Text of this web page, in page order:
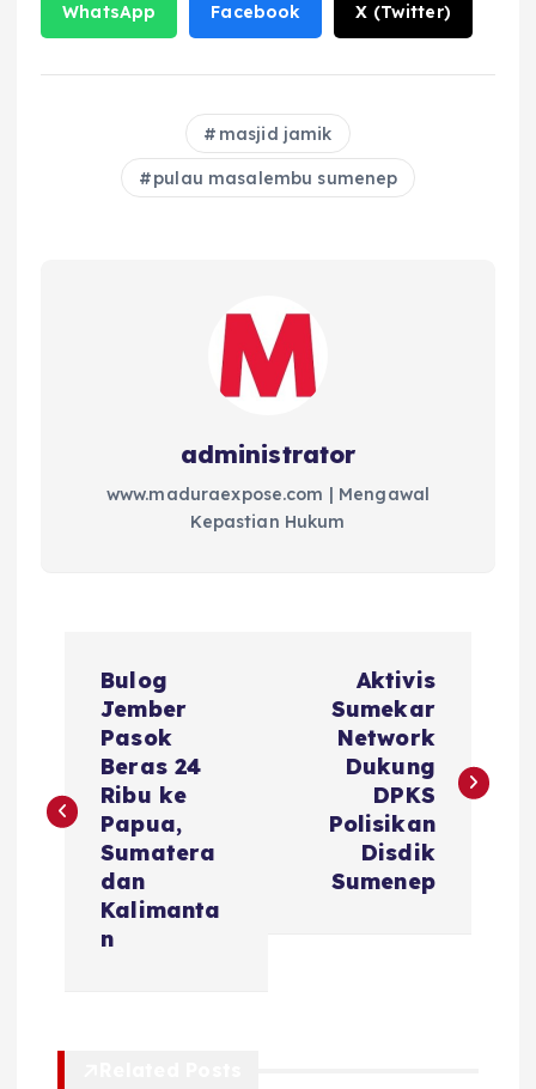
WhatsApp Facebook X (Twitter)
masjid jamik
pulau masalembu sumenep
administrator
www.maduraexpose.com | Mengawal
Kepastian Hukum
i
Bulog
Jember
Pasok
Beras 24
Ribu ke
Papua,
Sumatera
dan
Kalimanta
n
Aktivis
Sumekar
Network
Dukung
DPKS
Polisikan
Disdik
Sumenep